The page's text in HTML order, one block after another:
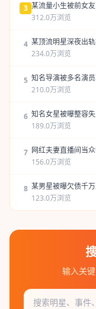
3 某流量小生被前女
312.0万浏览
4 某顶流明星深夜出
234.0万浏览
5 知名导演被多名演
210.0万浏览
6 知名女星被曝整容
189.0万浏览
7 网红夫妻直播间当
156.0万浏览
8 某男星被曝欠债千
123.0万浏览
输入关